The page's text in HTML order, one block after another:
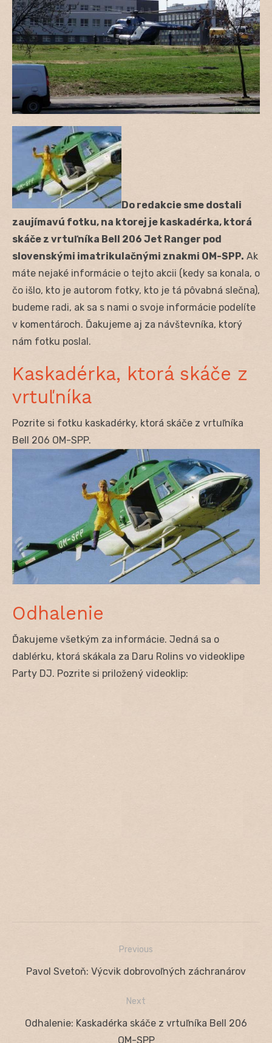
Do redakcie sme dostali
zaujímavú fotku, na ktorej je kaskadérka, ktorá
skáče z vrtuľníka Bell 206 Jet Ranger pod
slovenskými imatrikulačnými znakmi OM-SPP. Ak
máte nejaké informácie o tejto akcii (kedy sa konala, o
čo išlo, kto je autorom fotky, kto je tá pôvabná slečna),
budeme radi, ak sa s nami o svoje informácie podelíte
v komentároch. Ďakujeme aj za návštevníka, ktorý
nám fotku poslal.
Kaskadérka, ktorá skáče z
vrtuľníka
Pozrite si fotku kaskadérky, ktorá skáče z vrtuľníka
Bell 206 OM-SPP.
Odhalenie
Ďakujeme všetkým za informácie. Jedná sa o
dablérku, ktorá skákala za Daru Rolins vo videoklipe
Party DJ. Pozrite si priložený videoklip:
Navigácia
Previous
Previous
Pavol Svetoň: Výcvik dobrovoľných záchranárov
Next
Next
Odhalenie: Kaskadérka skáče z vrtuľníka Bell 206
OM-SPP